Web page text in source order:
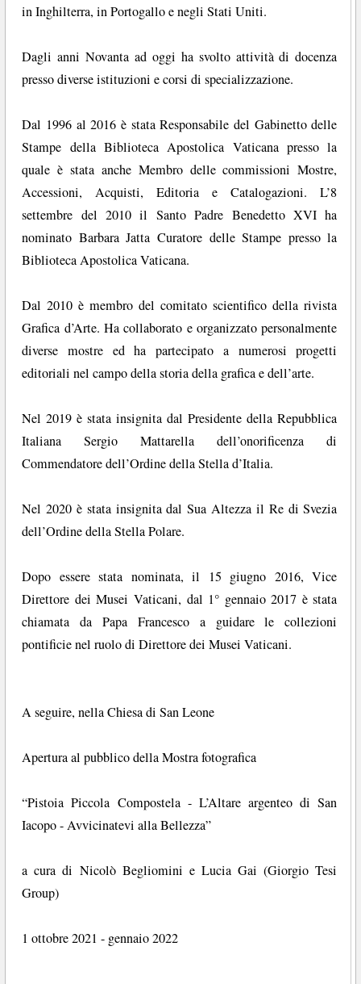
in Inghilterra, in Portogallo e negli Stati Uniti.
Dagli anni Novanta ad oggi ha svolto attività di docenza
presso diverse istituzioni e corsi di specializzazione.
Dal 1996 al 2016 è stata Responsabile del Gabinetto delle
Stampe della Biblioteca Apostolica Vaticana presso la
quale è stata anche Membro delle commissioni Mostre,
Accessioni, Acquisti, Editoria e Catalogazioni. L’8
settembre del 2010 il Santo Padre Benedetto XVI ha
nominato Barbara Jatta Curatore delle Stampe presso la
Biblioteca Apostolica Vaticana.
Dal 2010 è membro del comitato scientifico della rivista
Grafica d’Arte. Ha collaborato e organizzato personalmente
diverse mostre ed ha partecipato a numerosi progetti
editoriali nel campo della storia della grafica e dell’arte.
Nel 2019 è stata insignita dal Presidente della Repubblica
Italiana Sergio Mattarella dell’onorificenza di
Commendatore dell’Ordine della Stella d’Italia.
Nel 2020 è stata insignita dal Sua Altezza il Re di Svezia
dell’Ordine della Stella Polare.
Dopo essere stata nominata, il 15 giugno 2016, Vice
Direttore dei Musei Vaticani, dal 1° gennaio 2017 è stata
chiamata da Papa Francesco a guidare le collezioni
pontificie nel ruolo di Direttore dei Musei Vaticani.
A seguire, nella Chiesa di San Leone
Apertura al pubblico della Mostra fotografica
“Pistoia Piccola Compostela - L’Altare argenteo di San
Iacopo - Avvicinatevi alla Bellezza”
a cura di Nicolò Begliomini e Lucia Gai (Giorgio Tesi
Group)
1 ottobre 2021 - gennaio 2022